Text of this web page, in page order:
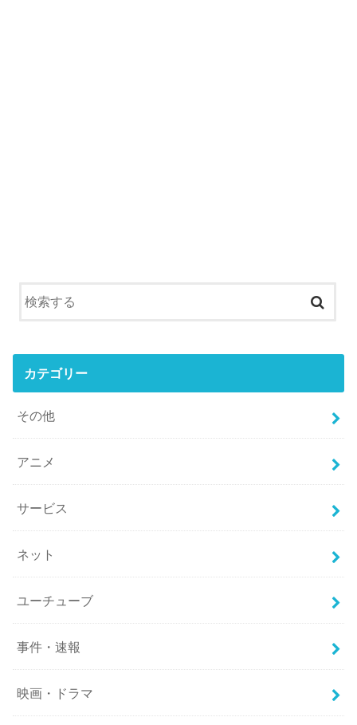
カテゴリー
その他
アニメ
サービス
ネット
ユーチューブ
事件・速報
映画・ドラマ